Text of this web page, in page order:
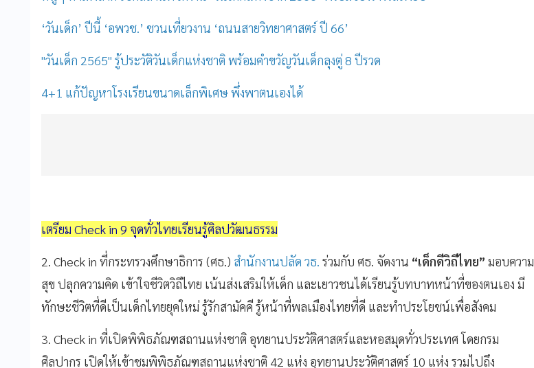
‘วันเด็ก’ ปีนี้ ‘อพวช.’ ชวนเที่ยวงาน ‘ถนนสายวิทยาศาสตร์ ปี 66’
"วันเด็ก 2565" รู้ประวัติวันเด็กแห่งชาติ พร้อมคำขวัญวันเด็กลุงตู่ 8 ปีรวด
4+1 แก้ปัญหาโรงเรียนขนาดเล็กพิเศษ พึ่งพาตนเองได้
เตรียม Check in 9 จุดทั่วไทยเรียนรู้ศิลปวัฒนธรรม
2. Check in ที่กระทรวงศึกษาธิการ (ศธ.) สำนักงานปลัด วธ. ร่วมกับ ศธ. จัดงาน “เด็กดีวิถีไทย” มอบความ
สุข ปลุกความคิด เข้าใจชีวิตวิถีไทย เน้นส่งเสริมให้เด็ก และเยาวชนได้เรียนรู้บทบาทหน้าที่ของตนเอง มี
ทักษะชีวิตที่ดีเป็นเด็กไทยยุคใหม่ รู้รักสามัคคี รู้หน้าที่พลเมืองไทยที่ดี และทำประโยชน์เพื่อสังคม
3. Check in ที่เปิดพิพิธภัณฑสถานแห่งชาติ อุทยานประวัติศาสตร์และหอสมุดทั่วประเทศ โดยกรม
ศิลปากร เปิดให้เข้าชมพิพิธภัณฑสถานแห่งชาติ 42 แห่ง อุทยานประวัติศาสตร์ 10 แห่ง รวมไปถึง